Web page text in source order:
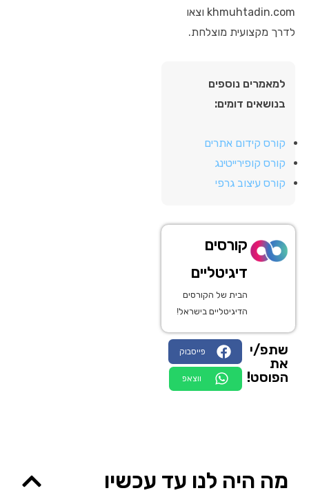
khmuhtadin.com וצאו
לדרך מקצועית מוצלחת.
למאמרים נוספים
בנושאים דומים:
קורס קידום אתרים
קורס קופירייטינג
קורס עיצוב גרפי
קורסים
דיגיטליים
הבית של הקורסים
הדיגיטליים בישראל!
שתפ/י
את
הפוסט!
פייסבוק
ווצאפ
מה היה לנו עד עכשיו